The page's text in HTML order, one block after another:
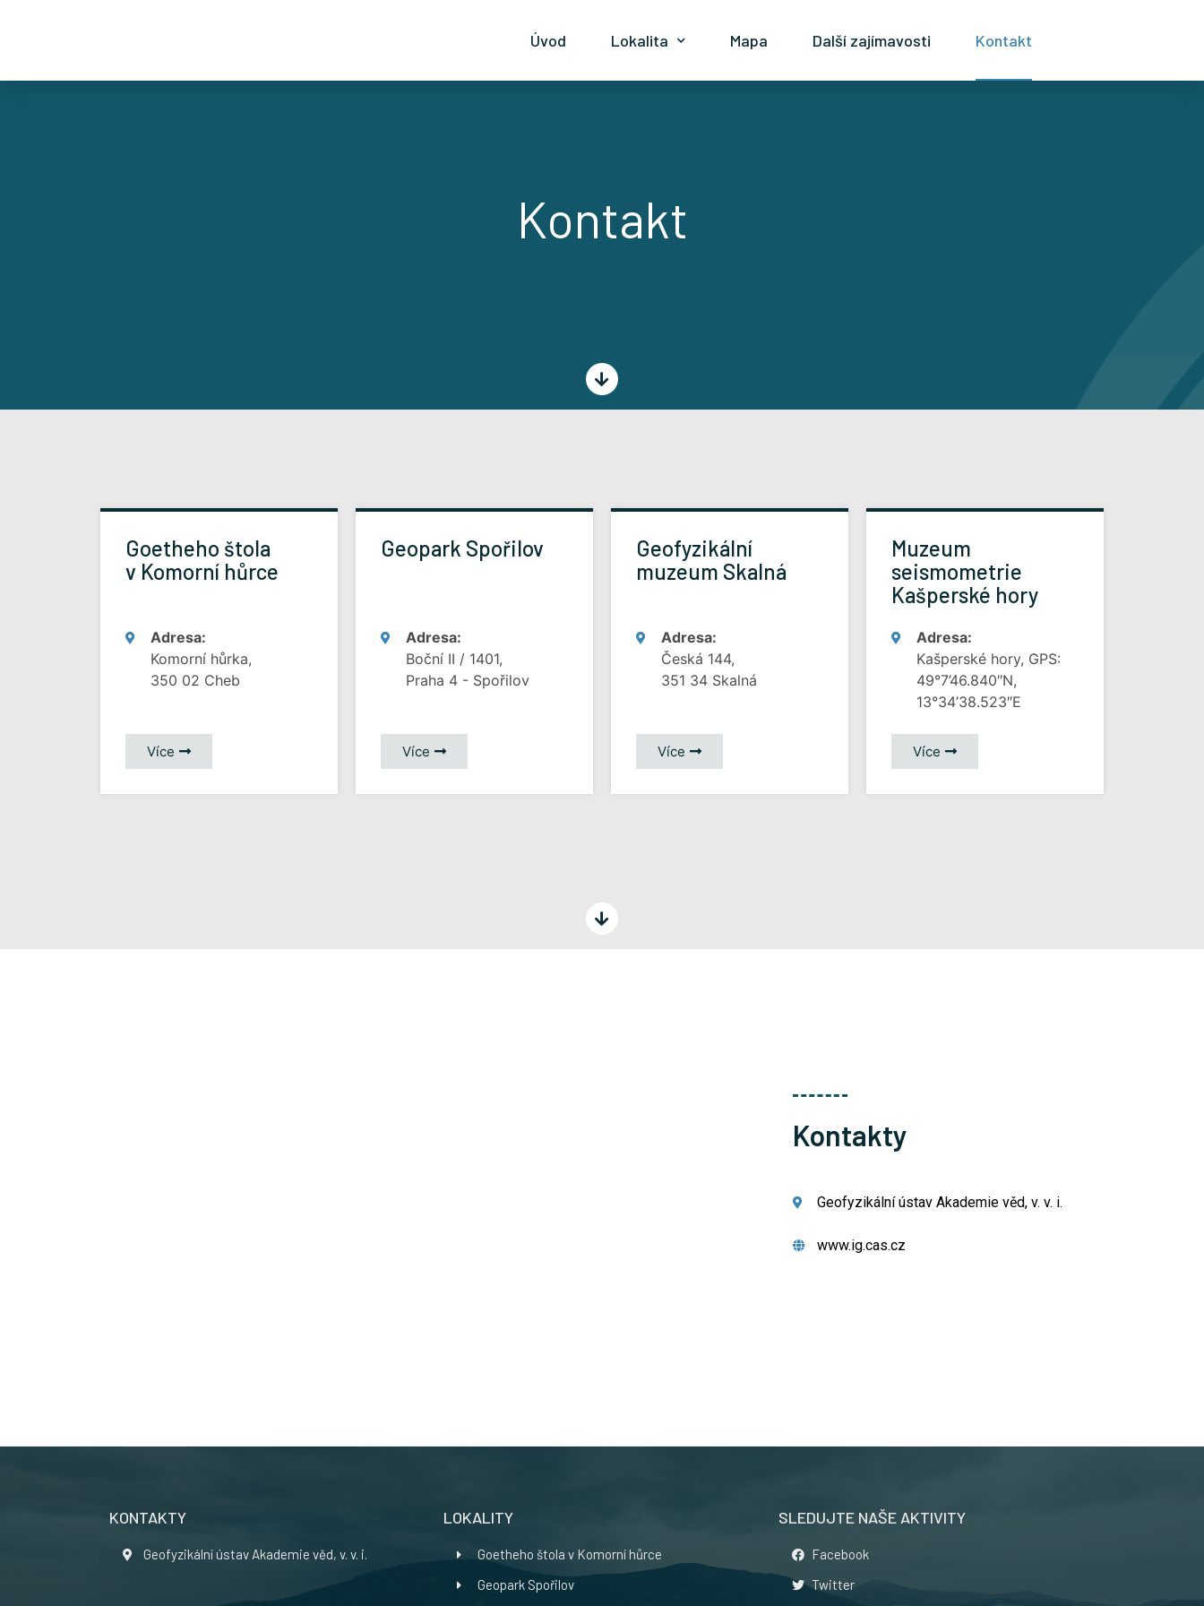
Úvod Lokalita Mapa Další zajímavosti Kontakt
Kontakt
Goetheho štola
v Komorní hůrce
Adresa:
Komorní hůrka,
350 02 Cheb
Více
Geopark Spořilov
Adresa:
Boční II / 1401,
Praha 4 - Spořilov
Více
Geofyzikální
muzeum Skalná
Adresa:
Česká 144,
351 34 Skalná
Více
Muzeum
seismometrie
Kašperské hory
Adresa:
Kašperské hory, GPS:
49°7’46.840″N,
13°34’38.523″E
Více
Kontakty
Geofyzikální ústav Akademie věd, v. v. i.
www.ig.cas.cz
KONTAKTY
Geofyzikální ústav Akademie věd, v. v. i.
LOKALITY
Goetheho štola v Komorní hůrce
Geopark Spořilov
SLEDUJTE NAŠE AKTIVITY
Facebook
Twitter